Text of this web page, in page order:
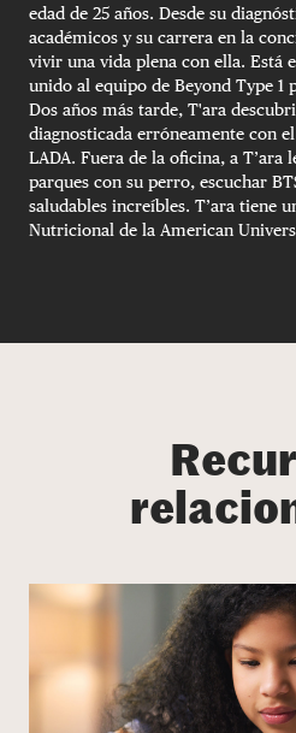
edad de 25 años. Desde su
académicos y su carrera en la
vivir una vida plena con ella. Está
unido al equipo de Beyond Type 1
Dos años más tarde, T'ara
diagnosticada erróneamente con
LADA. Fuera de la oficina, a T’ara
parques con su perro, escuchar
saludables increíbles. T’ara tiene
Nutricional de la American